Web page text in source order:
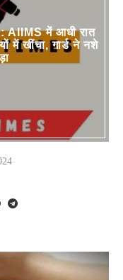
में आधी रात
में खींचा, गार्ड ने नशे